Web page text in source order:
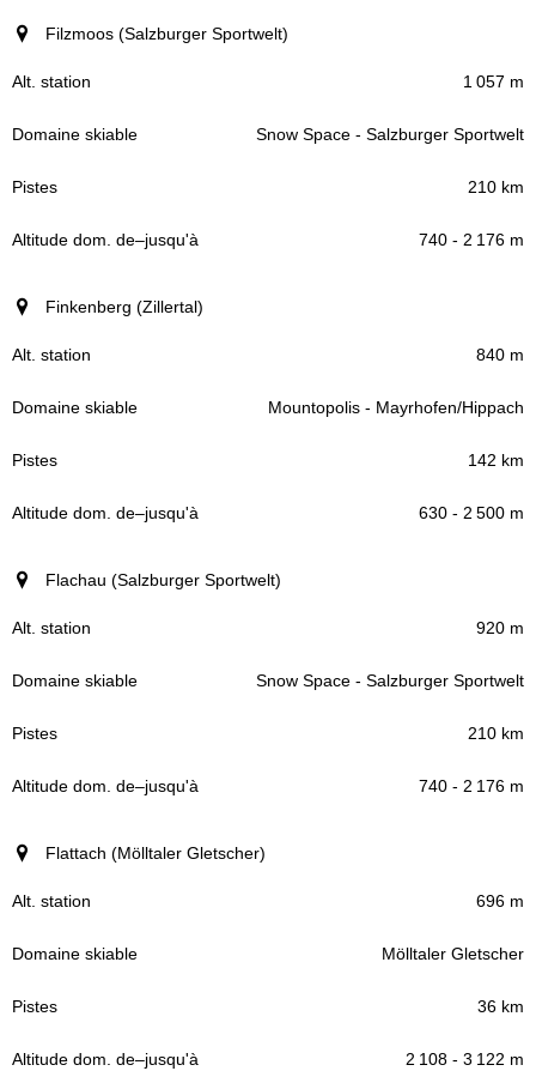
Filzmoos (Salzburger Sportwelt)
1 057 m
Snow Space - Salzburger Sportwelt
210 km
740 - 2 176 m
Finkenberg (Zillertal)
840 m
Mountopolis - Mayrhofen/Hippach
142 km
630 - 2 500 m
Flachau (Salzburger Sportwelt)
920 m
Snow Space - Salzburger Sportwelt
210 km
740 - 2 176 m
Flattach (Mölltaler Gletscher)
696 m
Mölltaler Gletscher
36 km
2 108 - 3 122 m